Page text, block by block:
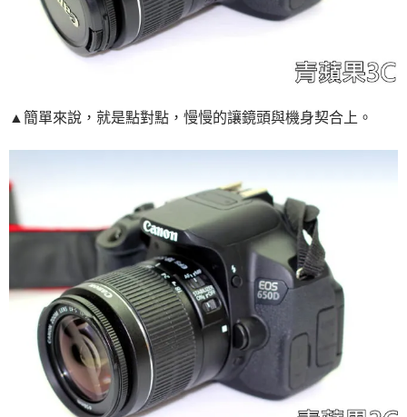
▲簡單來說，就是點對點，慢慢的讓鏡頭與機身契合上。